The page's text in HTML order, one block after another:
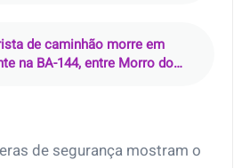
de caminhão morre em
na BA-144, entre Morro do
de segurança mostram o